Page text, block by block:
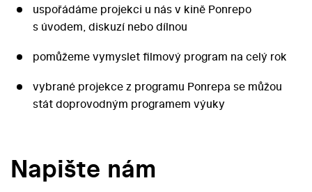
uspořádáme projekci u nás v kině Ponrepo
s úvodem, diskuzí nebo dílnou
pomůžeme vymyslet filmový program na celý rok
vybrané projekce z programu Ponrepa se můžou
stát doprovodným programem výuky
Napište nám